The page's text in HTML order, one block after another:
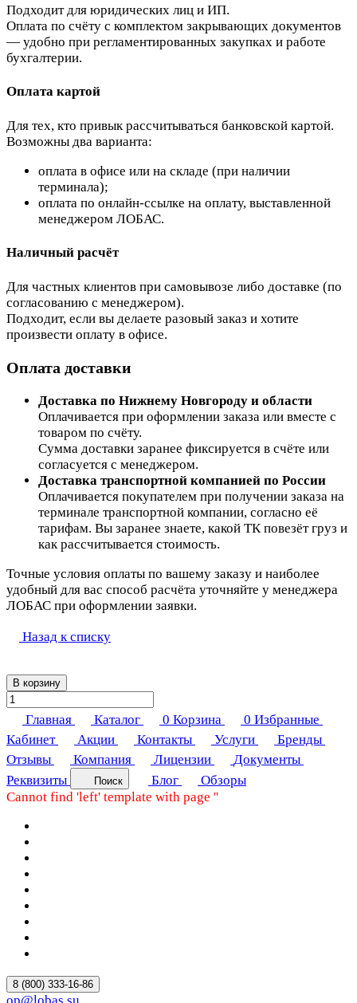
Подходит для юридических лиц и ИП.
Оплата по счёту с комплектом закрывающих документов
— удобно при регламентированных закупках и работе
бухгалтерии.
Оплата картой
Для тех, кто привык рассчитываться банковской картой.
Возможны два варианта:
оплата в офисе или на складе (при наличии
терминала);
оплата по онлайн-ссылке на оплату, выставленной
менеджером ЛОБАС.
Наличный расчёт
Для частных клиентов при самовывозе либо доставке (по
согласованию с менеджером).
Подходит, если вы делаете разовый заказ и хотите
произвести оплату в офисе.
Оплата доставки
Доставка по Нижнему Новгороду и области
Оплачивается при оформлении заказа или вместе с
товаром по счёту.
Сумма доставки заранее фиксируется в счёте или
согласуется с менеджером.
Доставка транспортной компанией по России
Оплачивается покупателем при получении заказа на
терминале транспортной компании, согласно её
тарифам. Вы заранее знаете, какой ТК повезёт груз и
как рассчитывается стоимость.
Точные условия оплаты по вашему заказу и наиболее
удобный для вас способ расчёта уточняйте у менеджера
ЛОБАС при оформлении заявки.
Назад к списку
В корзину
Главная Каталог 0 Корзина 0 Избранные
Кабинет
Акции Контакты Услуги
Бренды
Отзывы
Компания Лицензии
Документы
Реквизиты
Поиск Блог
Обзоры
Cannot find 'left' template with page ''
8 (800) 333-16-86